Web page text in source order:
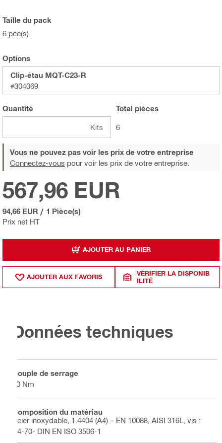
Taille du pack
6 pce(s)
Options
Clip-étau MQT-C23-R
#304069
Quantité
Kits
Total pièces
6
Vous ne pouvez pas voir les prix de votre entreprise
Connectez-vous pour voir les prix de votre entreprise.
Prix net HT
567,96 EUR
94,66 EUR / 1 Pièce(s)
AJOUTER AU PANIER
AJOUTER AUX FAVORIS
VÉRIFIER LA DISPONIB
ILITÉ
Données techniques
Couple de serrage
40 Nm
Composition du matériau
Acier inoxydable, 1.4404 (A4) – EN 10088, AISI 316L, vis :
A4-70- DIN EN ISO 3506-1